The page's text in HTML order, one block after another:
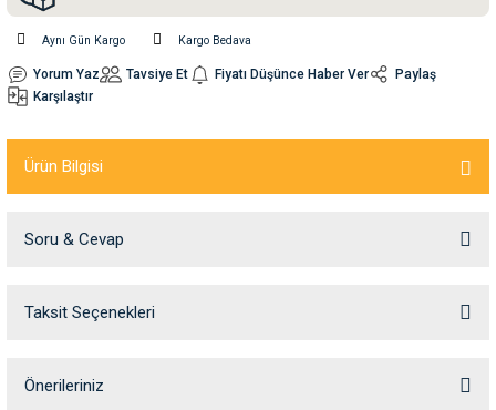
Su Kabları
Kemikleri
Aynı Gün Kargo Kargo Bedava
Yorum Yaz Tavsiye Et Fiyatı Düşünce Haber Ver
Paylaş
Karşılaştır
Ürün Bilgisi
Soru & Cevap
Ürün hakkında henüz soru sorulmamış.
Taksit Seçenekleri
Önerileriniz